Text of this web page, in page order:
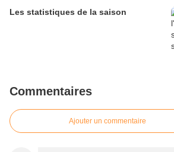
Les statistiques de la saison
Commentaires
Ajouter un commentaire